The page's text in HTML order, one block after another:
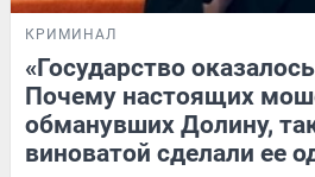
КРИМИНАЛ
«Государство
Почему настоящих
обманувших Долину,
виноватой сделали ее